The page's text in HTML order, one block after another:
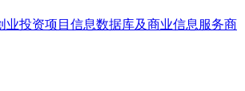
业投资项目信息数据库及商业信息服务商